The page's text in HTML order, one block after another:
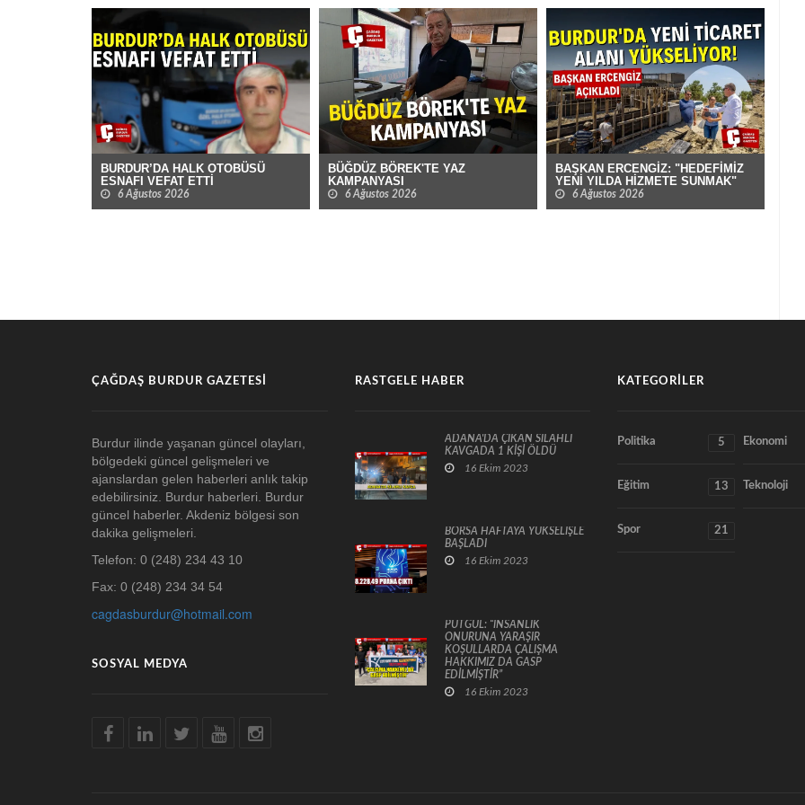
BURDUR’DA HALK OTOBÜSÜ
ESNAFI VEFAT ETTİ
6 Ağustos 2026
BÜĞDÜZ BÖREK'TE YAZ
KAMPANYASI
6 Ağustos 2026
BAŞKAN ERCENGİZ: "HEDEFİMİZ
YENİ YILDA HİZMETE SUNMAK"
6 Ağustos 2026
ÇAĞDAŞ BURDUR GAZETESI
Burdur ilinde yaşanan güncel olayları,
bölgedeki güncel gelişmeleri ve
ajanslardan gelen haberleri anlık takip
edebilirsiniz. Burdur haberleri. Burdur
güncel haberler. Akdeniz bölgesi son
dakika gelişmeleri.
Telefon: 0 (248) 234 43 10
Fax: 0 (248) 234 34 54
cagdasburdur@hotmail.com
SOSYAL MEDYA
RASTGELE HABER
ADANA'DA ÇIKAN SİLAHLI
KAVGADA 1 KİŞİ ÖLDÜ
16 Ekim 2023
BORSA HAFTAYA YÜKSELİŞLE
BAŞLADI
16 Ekim 2023
PUTGÜL: “İNSANLIK
ONURUNA YARAŞIR
KOŞULLARDA ÇALIŞMA
HAKKIMIZ DA GASP
EDİLMİŞTİR”
16 Ekim 2023
KATEGORILER
Politika 5 Ekonomi
Eğitim 13 Teknoloji
Spor 21